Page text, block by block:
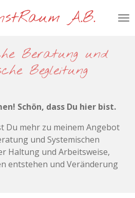
A.B.
Beratung und
Begleitung
Schön, dass Du hier bist.
Du mehr zu meinem Angebot
und Systemischen
Haltung und Arbeitsweise,
entstehen und Veränderung